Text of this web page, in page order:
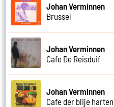
Johan Verminnen
Brussel
Johan Verminnen
Cafe De Reisduif
Johan Verminnen
Cafe der blije harten